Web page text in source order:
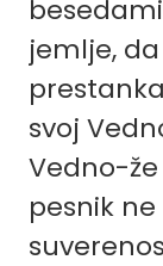
jemlje,
svoj
Vedno-
pesnik